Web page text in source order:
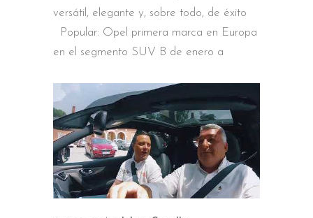
versátil, elegante y, sobre todo, de éxito
Popular: Opel primera marca en Europa
en el segmento SUV B de enero a